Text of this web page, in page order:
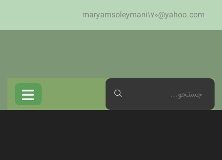
maryamsoleymani170@yahoo.com